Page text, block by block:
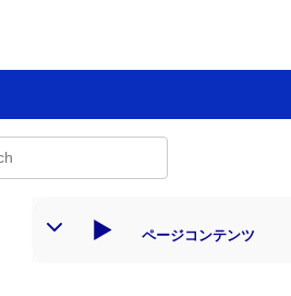
ページコンテンツ